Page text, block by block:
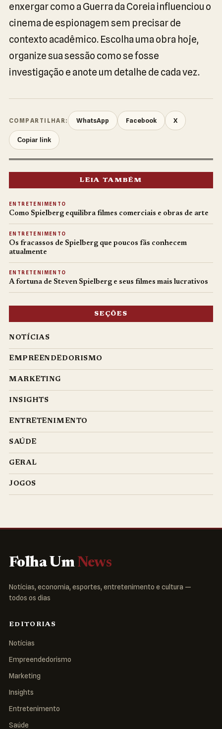
enxergar como a Guerra da Coreia influenciou o
cinema de espionagem sem precisar de
contexto acadêmico. Escolha uma obra hoje,
organize sua sessão como se fosse
investigação e anote um detalhe de cada vez.
COMPARTILHAR: WhatsApp Facebook X
Copiar link
LEIA TAMBÉM
ENTRETENIMENTO
Como Spielberg equilibra filmes comerciais e obras de arte
ENTRETENIMENTO
Os fracassos de Spielberg que poucos fãs conhecem
atualmente
ENTRETENIMENTO
A fortuna de Steven Spielberg e seus filmes mais lucrativos
SEÇÕES
NOTÍCIAS
EMPREENDEDORISMO
MARKETING
INSIGHTS
ENTRETENIMENTO
SAÚDE
GERAL
JOGOS
Folha Um News
Notícias, economia, esportes, entretenimento e cultura —
todos os dias
EDITORIAS
Notícias
Empreendedorismo
Marketing
Insights
Entretenimento
Saúde